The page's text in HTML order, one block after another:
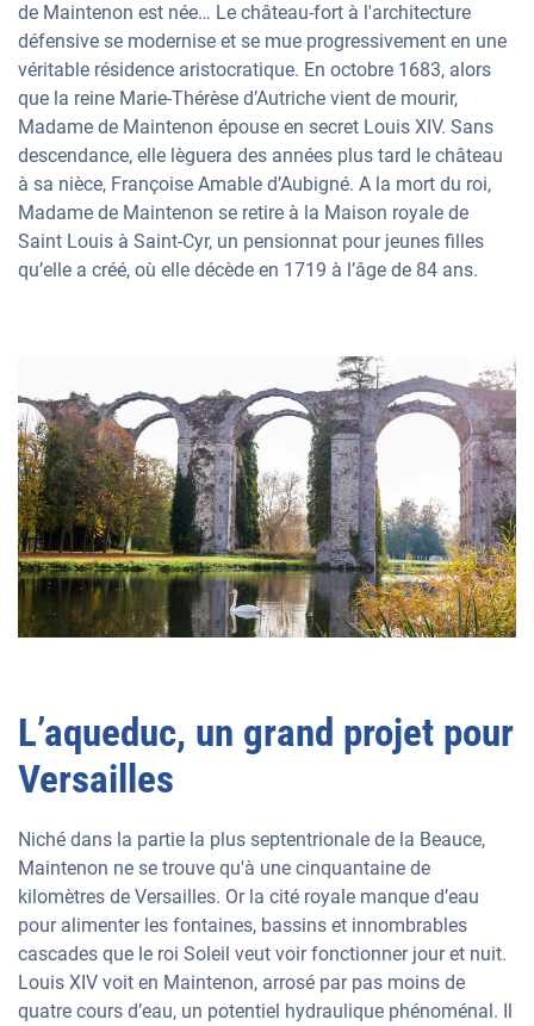
de Maintenon est née… Le château-fort à l'architecture
défensive se modernise et se mue progressivement en une
véritable résidence aristocratique. En octobre 1683, alors
que la reine Marie-Thérèse d’Autriche vient de mourir,
Madame de Maintenon épouse en secret Louis XIV. Sans
descendance, elle lèguera des années plus tard le château
à sa nièce, Françoise Amable d’Aubigné. A la mort du roi,
Madame de Maintenon se retire à la Maison royale de
Saint Louis à Saint-Cyr, un pensionnat pour jeunes filles
qu’elle a créé, où elle décède en 1719 à l’âge de 84 ans.
L’aqueduc, un grand projet pour
Versailles
Niché dans la partie la plus septentrionale de la Beauce,
Maintenon ne se trouve qu'à une cinquantaine de
kilomètres de Versailles. Or la cité royale manque d’eau
pour alimenter les fontaines, bassins et innombrables
cascades que le roi Soleil veut voir fonctionner jour et nuit.
Louis XIV voit en Maintenon, arrosé par pas moins de
quatre cours d’eau, un potentiel hydraulique phénoménal. Il